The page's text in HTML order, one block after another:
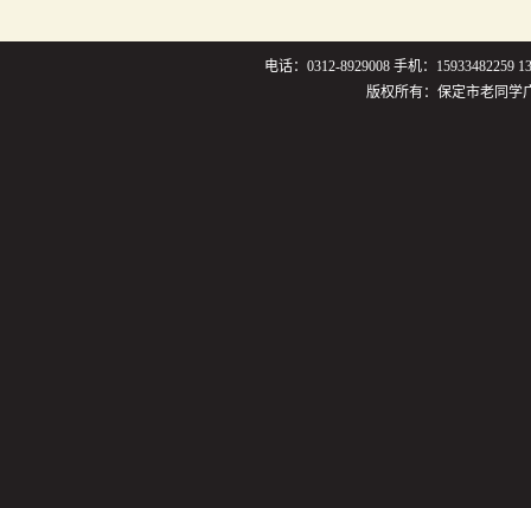
电话：0312-8929008 手机：15933482259
版权所有：保定市老同学